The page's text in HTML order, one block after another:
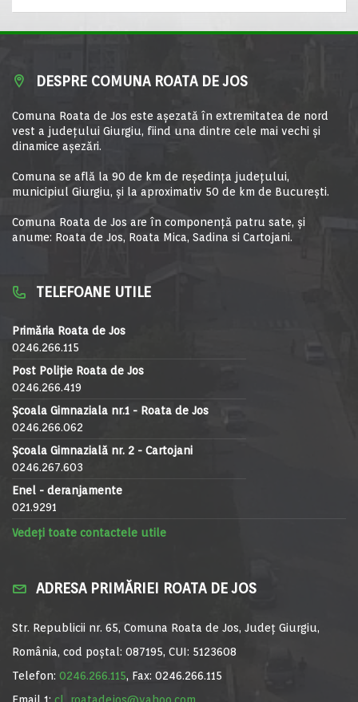
DESPRE COMUNA ROATA DE JOS
Comuna Roata de Jos este aşezată în extremitatea de nord
vest a judeţului Giurgiu, fiind una dintre cele mai vechi şi
dinamice aşezări.
Comuna se află la 90 de km de reşedinţa judeţului,
municipiul Giurgiu, şi la aproximativ 50 de km de Bucureşti.
Comuna Roata de Jos are în componență patru sate, și
anume: Roata de Jos, Roata Mica, Sadina si Cartojani.
TELEFOANE UTILE
Primăria Roata de Jos
0246.266.115
Post Poliție Roata de Jos
0246.266.419
Școala Gimnaziala nr.1 - Roata de Jos
0246.266.062
Școala Gimnazială nr. 2 - Cartojani
0246.267.603
Enel - deranjamente
021.9291
Vedeți toate contactele utile
ADRESA PRIMĂRIEI ROATA DE JOS
Str. Republicii nr. 65, Comuna Roata de Jos, Județ Giurgiu,
România, cod poștal: 087195, CUI: 5123608
Telefon: 0246.266.115, Fax: 0246.266.115
Email 1: cl_roatadejos@yahoo.com